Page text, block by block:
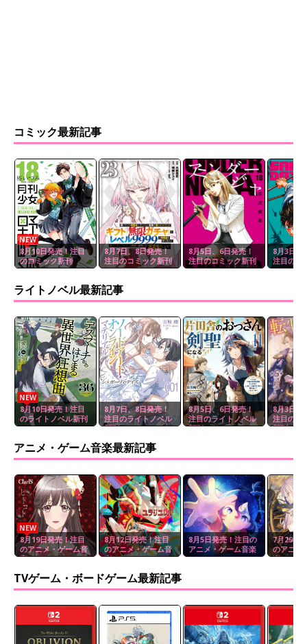
コミック最新記事
8月10日発売！注目
のコミック新刊
NEW
8月7日、8日発売！
注目のコミック新刊
8月5日、6日発売！
注目のコミック新刊
8月3日、
注目のコ
ライトノベル最新記事
8月10日発売！注目
のライトノベル新刊
NEW
8月7日、8日発売！
注目のライトノベル
新刊
8月5日、6日発売！
注目のライトノベル
新刊
8月3日、
注目のラ
新刊
アニメ・ゲーム音楽最新記事
8月19日発売！注目
のアニメ・ゲーム音
楽
NEW
8月12日発売！注目
のアニメ・ゲーム音
楽
8月5日発売！注目の
アニメ・ゲーム音楽
7月29日
のアニメ
楽
TVゲーム・ボードゲーム最新記事